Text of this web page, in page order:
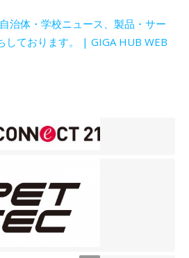
治体・学校ニュース、製品・サー
しております。 | GIGA HUB WEB